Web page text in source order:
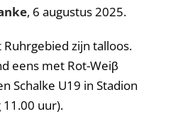
, 6 augustus 2025.
zijn talloos.
eens met Rot-Weiβ
Schalke U19 in Stadion
uur).